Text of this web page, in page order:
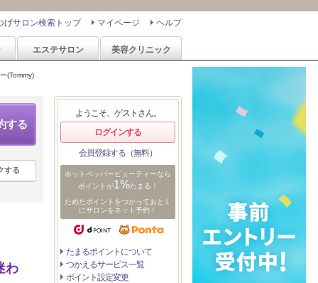
ヘルプ
マイページ
げサロン検索トップ
エステサロン 美容クリニック
(Tommy)
する
する
わ
ようこそ、ゲストさん。
ログインする
会員登録する（無料）
ホットペッパービューティーなら
ポイントが1%たまる！
ためたポイントをつかっておとく
にサロンをネット予約！
たまるポイントについて
つかえるサービス一覧
ポイント設定変更